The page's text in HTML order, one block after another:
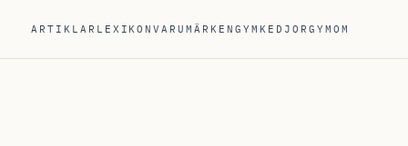
ARTIKLAR LEXIKONVARUMÄRKENGYMKEDJORGYMOM